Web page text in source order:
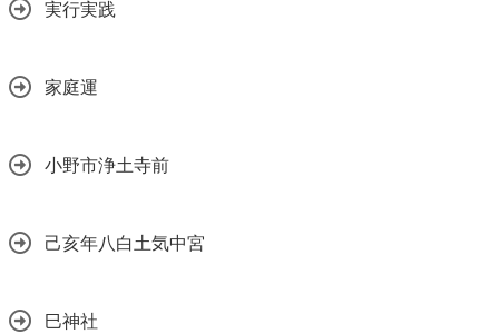
実行実践
家庭運
小野市浄土寺前
己亥年八白土気中宮
巳神社